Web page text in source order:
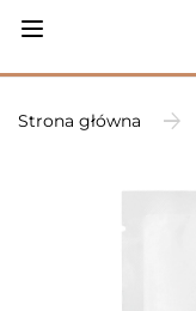
Strona główna